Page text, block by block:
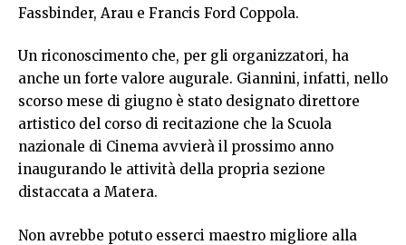
Fassbinder, Arau e Francis Ford Coppola.
Un riconoscimento che, per gli organizzatori, ha
anche un forte valore augurale. Giannini, infatti, nello
scorso mese di giugno è stato designato direttore
artistico del corso di recitazione che la Scuola
nazionale di Cinema avvierà il prossimo anno
inaugurando le attività della propria sezione
distaccata a Matera.
Non avrebbe potuto esserci maestro migliore alla